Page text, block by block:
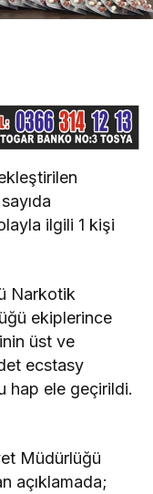
ilgili 1 kişi
Narkotik
ekiplerince
üst ve
ecstasy
hap ele geçirildi.
Müdürlüğü
açıklamada;